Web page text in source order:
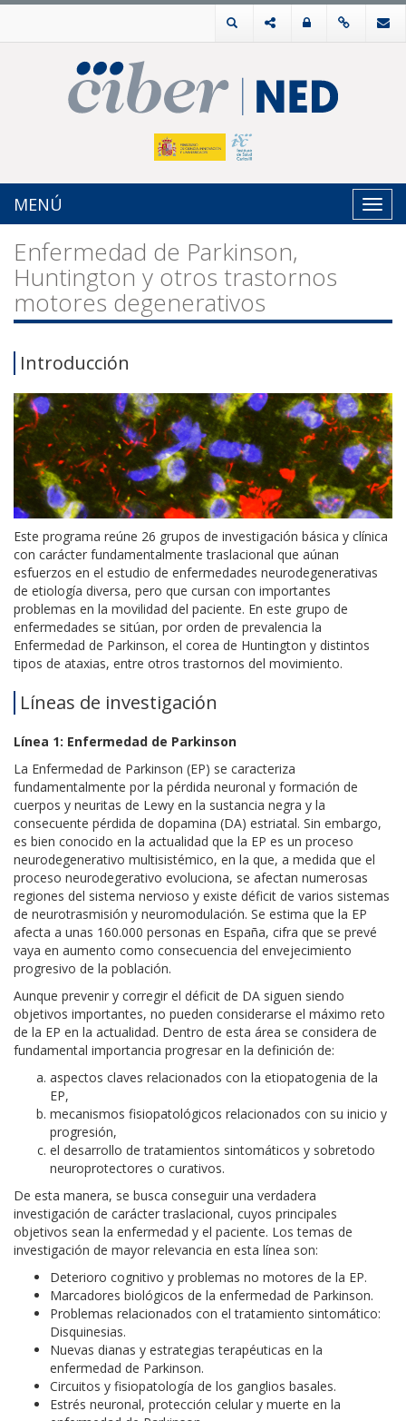
MENÚ
Enfermedad de Parkinson,
Huntington y otros trastornos
motores degenerativos
Introducción
Este programa reúne 26 grupos de investigación básica y clínica
con carácter fundamentalmente traslacional que aúnan
esfuerzos en el estudio de enfermedades neurodegenerativas
de etiología diversa, pero que cursan con importantes
problemas en la movilidad del paciente. En este grupo de
enfermedades se sitúan, por orden de prevalencia la
Enfermedad de Parkinson, el corea de Huntington y distintos
tipos de ataxias, entre otros trastornos del movimiento.
Líneas de investigación
Línea 1: Enfermedad de Parkinson
La Enfermedad de Parkinson (EP) se caracteriza
fundamentalmente por la pérdida neuronal y formación de
cuerpos y neuritas de Lewy en la sustancia negra y la
consecuente pérdida de dopamina (DA) estriatal. Sin embargo,
es bien conocido en la actualidad que la EP es un proceso
neurodegenerativo multisistémico, en la que, a medida que el
proceso neurodegerativo evoluciona, se afectan numerosas
regiones del sistema nervioso y existe déficit de varios sistemas
de neurotrasmisión y neuromodulación. Se estima que la EP
afecta a unas 160.000 personas en España, cifra que se prevé
vaya en aumento como consecuencia del envejecimiento
progresivo de la población.
Aunque prevenir y corregir el déficit de DA siguen siendo
objetivos importantes, no pueden considerarse el máximo reto
de la EP en la actualidad. Dentro de esta área se considera de
fundamental importancia progresar en la definición de:
aspectos claves relacionados con la etiopatogenia de la
EP,
mecanismos fisiopatológicos relacionados con su inicio y
progresión,
el desarrollo de tratamientos sintomáticos y sobretodo
neuroprotectores o curativos.
De esta manera, se busca conseguir una verdadera
investigación de carácter traslacional, cuyos principales
objetivos sean la enfermedad y el paciente. Los temas de
investigación de mayor relevancia en esta línea son:
Deterioro cognitivo y problemas no motores de la EP.
Marcadores biológicos de la enfermedad de Parkinson.
Problemas relacionados con el tratamiento sintomático:
Disquinesias.
Nuevas dianas y estrategias terapéuticas en la
enfermedad de Parkinson.
Circuitos y fisiopatología de los ganglios basales.
Estrés neuronal, protección celular y muerte en la